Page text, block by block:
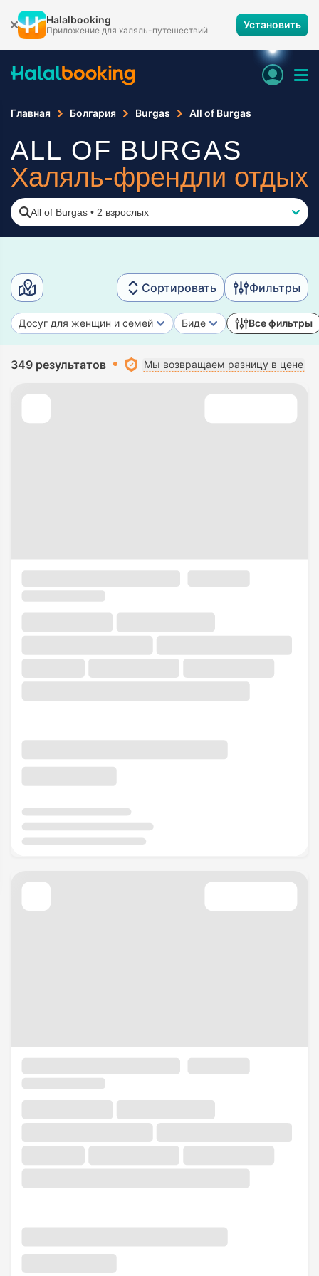
Halalbooking
Приложение для халяль-путешествий Установить
Главная Болгария Burgas All of Burgas
ALL OF BURGAS
Халяль-френдли отдых
All of Burgas • 2 взрослых
Сортировать Фильтры
Досуг для женщин и семей Биде Все фильтры
349 результатов Мы возвращаем разницу в цене